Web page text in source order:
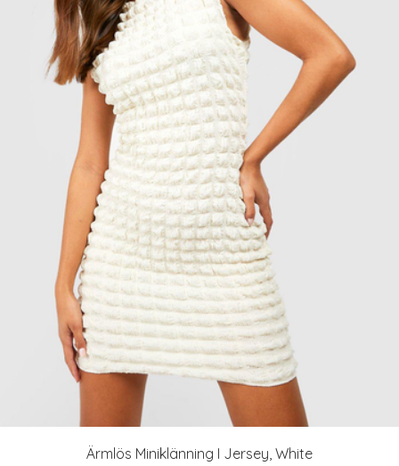
Ärmlös Miniklänning I Jersey, White